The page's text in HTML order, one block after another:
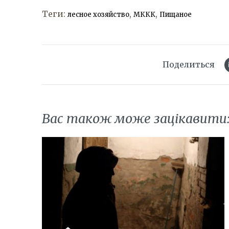
Теги: лесное хозяйство, МККК, Пищаное
Поделиться
Вас також може